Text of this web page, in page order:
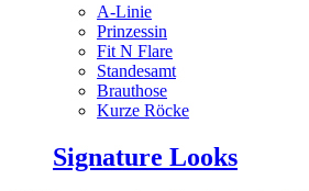
A-Linie
Prinzessin
Fit N Flare
Standesamt
Brauthose
Kurze Röcke
Signature Looks